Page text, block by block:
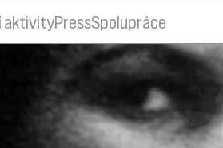
aktivityPressSpolupráce